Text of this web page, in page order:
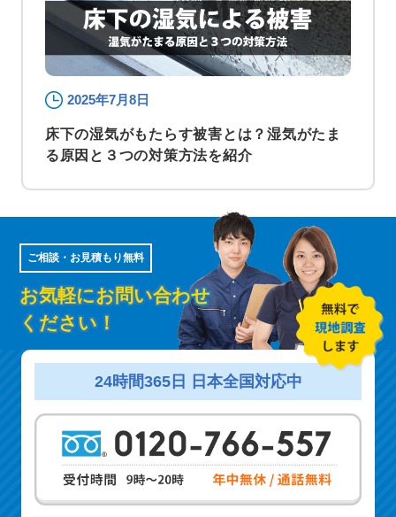
2025年7月8日
床下の湿気がもたらす被害とは？湿気がたま
る原因と３つの対策方法を紹介
ご相談・お見積もり無料
お気軽にお問い合わせ
ください！
24時間365日 日本全国対応中